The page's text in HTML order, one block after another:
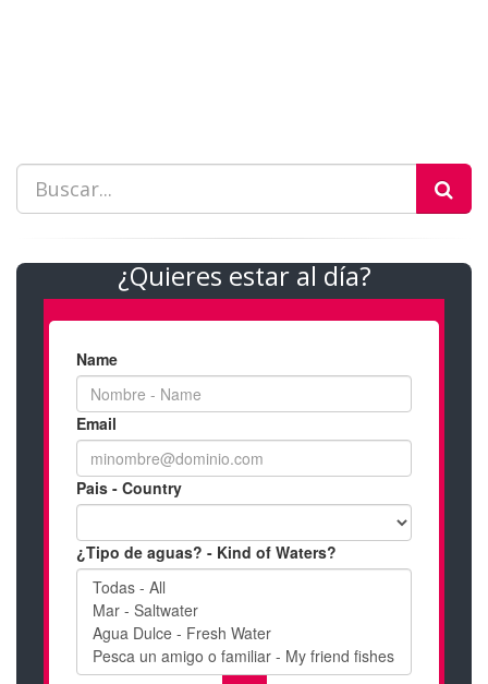
¿Quieres estar al día?